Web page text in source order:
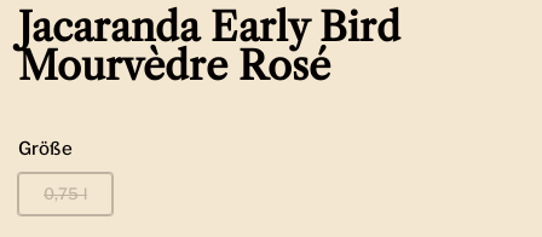
Jacaranda Early Bird
Mourvèdre Rosé
Größe
0,75 l